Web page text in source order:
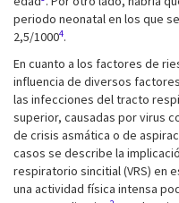
periodo neonatal en los que
2,5/10004.
En cuanto a los factores de
influencia de diversos
las infecciones del tracto
superior, causadas por virus
de crisis asmática o de
casos se describe la
respiratorio sincitial (VRS) en
una actividad física intensa